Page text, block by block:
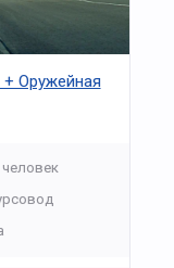
+ Оружейная